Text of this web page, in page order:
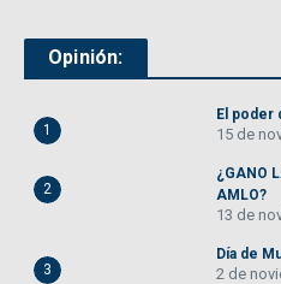
Opinión:
1
El poder
15 de
2
¿GANO
AMLO?
13 de
3
Día de
2 de